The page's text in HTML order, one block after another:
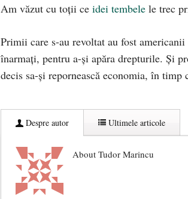
Am văzut cu toții ce idei tembele le trec
Primii care s-au revoltat au fost
înarmați, pentru a-și apăra drepturile. Și
decis sa-și repornească economia, în
Despre autor Ultimele articole
About Tudor Marincu